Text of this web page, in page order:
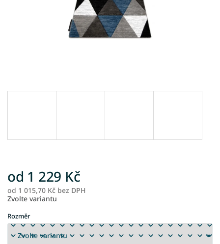
od 1 229 Kč
od 1 015,70 Kč bez DPH
Zvolte variantu
Rozměr